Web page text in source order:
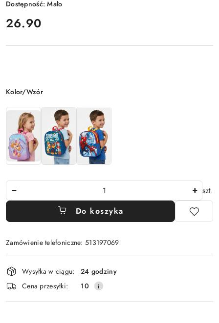
Dostępność:Mało
cena:
26.90
Wariant
Kolor/Wzór
szt.
Do koszyka
Zamówienie telefoniczne: 513197069
Dostępność
i
dostawa
Wysyłka w ciągu:
24 godziny
Cena przesyłki:
10